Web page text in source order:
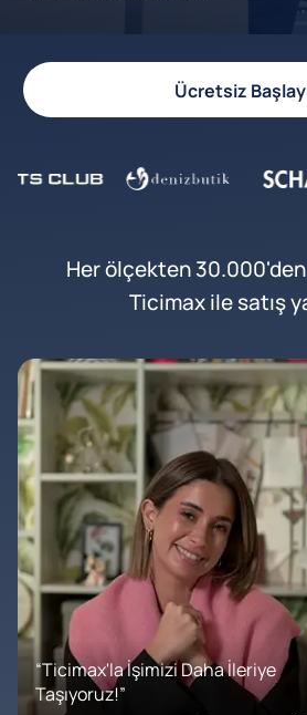
Ücretsiz
Her ölçekten
Ticimax ile satış
“Ticimax'la İşimizi Daha İleriye
Taşıyoruz!”